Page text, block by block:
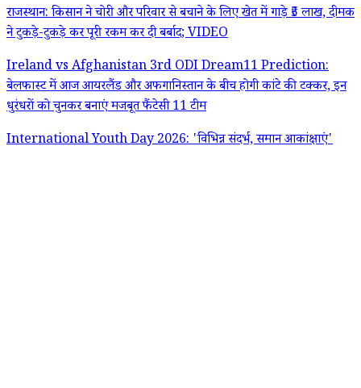
राजस्थान: किसान ने चोरी और परिवार से बचाने के लिए खेत में गाड़े ₹5 लाख, दीमक
ने टुकड़े-टुकड़े कर पूरी रकम कर दी बर्बाद; VIDEO
Ireland vs Afghanistan 3rd ODI Dream11 Prediction:
बेलफास्ट में आज आयरलैंड और अफगानिस्तान के बीच होगी कांटे की टक्कर, इन
धुरंधरों को चुनकर बनाएं मजबूत फैंटेसी 11 टीम
International Youth Day 2026: 'विभिन्न संदर्भ, समान आकांक्षाएं'